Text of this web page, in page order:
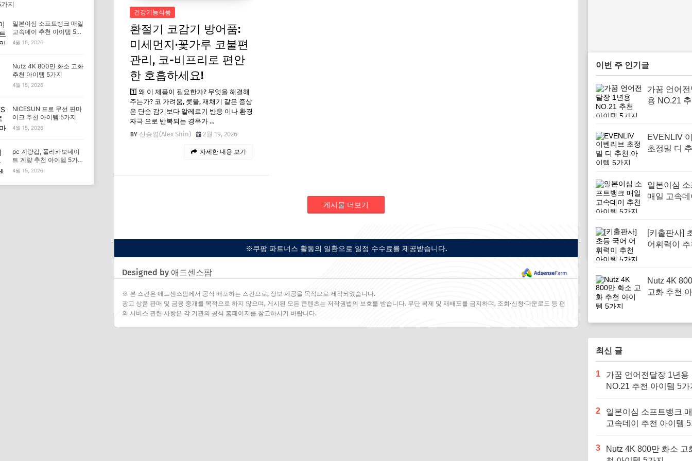
건강기능식품
환절기 코감기 방어품:
미세먼지·꽃가루 코불편
관리, 코-비프리로 편안
한 호흡하세요!
1️⃣ 왜 이 제품이 필요한가? 무엇을 해결해
주는가? 코 가려움, 콧물, 재채기 같은 증상
은 단순 감기보다 알레르기 반응 이나 환경
자극 으로 반복되는 경우가 …
신승엽(Alex Shin)
2월 19, 2026
자세한 내용 보기
게시물 더보기
※쿠팡 파트너스 활동의 일환으로 일정 수수료를 제공받습니다.
Designed by 애드센스팜
※ 본 스킨은 애드센스팜에서 공식 배포하는 스킨으로, 정보 제공을 목적으로 제작되었습니다.
광고 상품 판매 및 금융 중개를 목적으로 하지 않으며, 게시된 모든 콘텐츠는 저작권법의 보호를 받습니다. 무단 복제 및 재배포를 금지하며, 조회·신청·다운로드 등 편
의 서비스 관련 사항은 각 기관의 공식 홈페이지를 참고하시기 바랍니다.
이번 주 인기글
가꿈 언어
용 NO.21
EVENLIV
초정밀 디
일본이심
매일 고속
[키출판사]
어휘력이
Nutz 4K
고화 추천
최신 글
1
가꿈 언어전달장 1년용
NO.21 추천 아이템 5가
2
일본이심 소프트뱅크
고속데이 추천 아이템
3
Nutz 4K 800만 화소 고
지
일본이심 소프트뱅크 매일
고속데이 추천 아이템 5가
지
4월 15, 2026
Nutz 4K 800만 화소 고화
추천 아이템 5가지
4월 15, 2026
NICESUN 프로 무선 핀마
이크 추천 아이템 5가지
4월 15, 2026
pc 계량컵, 폴리카보네이
트 계량 추천 아이템 5가
지
4월 15, 2026